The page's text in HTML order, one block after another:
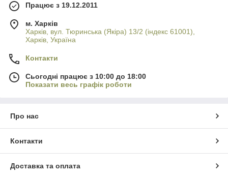
Працює з 19.12.2011
м. Харків
Харків, вул. Тюринська (Якіра) 13/2 (індекс 61001),
Харків, Україна
Контакти
Сьогодні працює з 10:00 до 18:00
Показати весь графік роботи
Про нас
Контакти
Доставка та оплата